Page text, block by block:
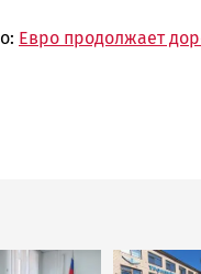
Евро продолжает
Image